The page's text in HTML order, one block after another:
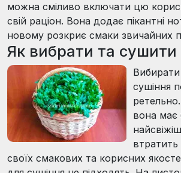
можна сміливо включати цю
свій раціон. Вона додає пікантні
новому розкриє смаки звичайних
Як вибрати та сушити
Вибирати
сушіння
вона має
втратить
своїх смакових та корисних